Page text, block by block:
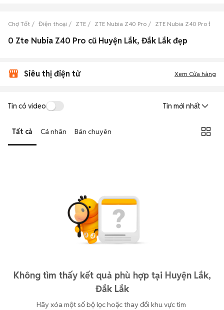
Chợ Tốt Điện thoại ZTE ZTE Nubia Z40 Pro ZTE Nubia Z40 Pro Đắk
0 Zte Nubia Z40 Pro cũ Huyện Lắk, Đắk Lắk đẹp
Siêu thị điện tử Xem Cửa hàng
Tin có video Tin mới nhất
Tất cả Cá nhân Bán chuyên
Không tìm thấy kết quả phù hợp tại Huyện Lắk,
Đắk Lắk
Hãy xóa một số bộ lọc hoặc thay đổi khu vực tìm